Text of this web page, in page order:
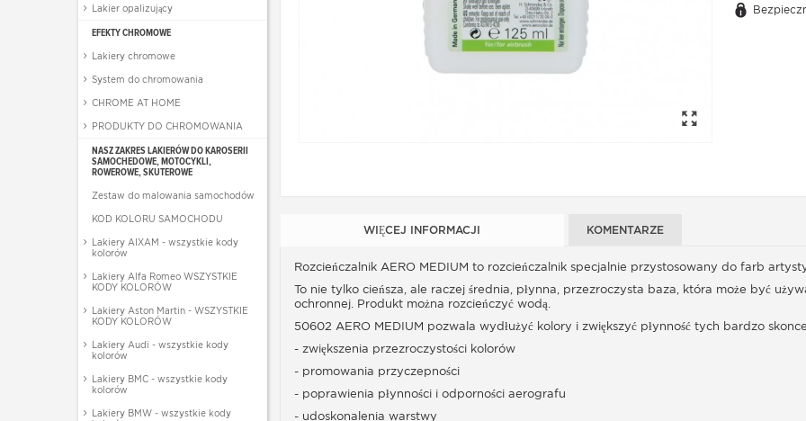
Lakier opalizujący
EFEKTY CHROMOWE
Lakiery chromowe
System do chromowania
CHROME AT HOME
PRODUKTY DO CHROMOWANIA
NASZ ZAKRES LAKIERÓW DO KAROSERII
SAMOCHEDOWE, MOTOCYKLI,
ROWEROWE, SKUTEROWE
Zestaw do malowania samochodów
KOD KOLORU SAMOCHODU
Lakiery AIXAM - wszystkie kody
kolorów
Lakiery Alfa Romeo WSZYSTKIE
KODY KOLORÓW
Lakiery Aston Martin - WSZYSTKIE
KODY KOLORÓW
Lakiery Audi - wszystkie kody
kolorów
Lakiery BMC - wszystkie kody
kolorów
Lakiery BMW - wszystkie kody
WIĘCEJ INFORMACJI KOMENTARZE
Rozcieńczalnik AERO MEDIUM to rozcieńczalnik specjalnie przystosowany do farb
To nie tylko cieńsza, ale raczej średnia, płynna, przezroczysta baza, która może być
ochronnej. Produkt można rozcieńczyć wodą.
50602 AERO MEDIUM pozwala wydłużyć kolory i zwiększyć płynność tych bardzo
- zwiększenia przezroczystości kolorów
- promowania przyczepności
- poprawienia płynności i odporności aerografu
- udoskonalenia warstwy